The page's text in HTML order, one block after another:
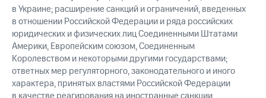
в Украине; расширение санкций и ограничений, введенных
в отношении Российской Федерации и ряда российских
юридических и физических лиц Соединенными Штатами
Америки, Европейским союзом, Соединенным
Королевством и некоторыми другими государствами;
ответных мер регуляторного, законодательного и иного
характера, принятых властями Российской Федерации